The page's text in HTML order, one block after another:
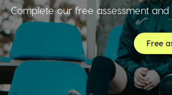
Complete our free assessment
Free